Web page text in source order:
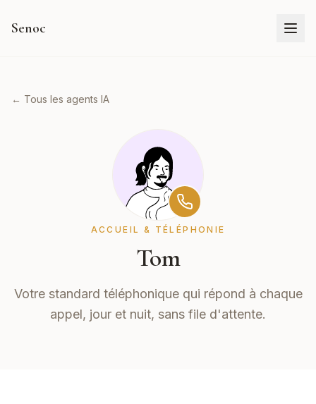
Senoc
← Tous les agents IA
ACCUEIL & TÉLÉPHONIE
Tom
Votre standard téléphonique qui répond à chaque
appel, jour et nuit, sans file d'attente.